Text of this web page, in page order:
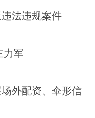
法违规案件
力军
外配资、伞形信